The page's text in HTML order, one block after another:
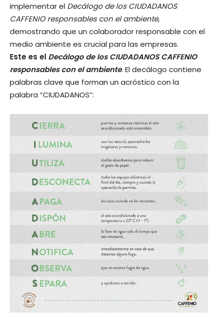
implementar el Decálogo de los CIUDADANOS
CAFFENIO responsables con el ambiente,
demostrando que un colaborador responsable con el
medio ambiente es crucial para las empresas.
Este es el Decálogo de los CIUDADANOS CAFFENIO
responsables con el ambiente. El decálogo contiene
palabras clave que forman un acróstico con la
palabra “CIUDADANOS”: